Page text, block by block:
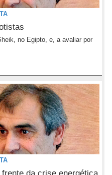
no Egipto, e, a avaliar por